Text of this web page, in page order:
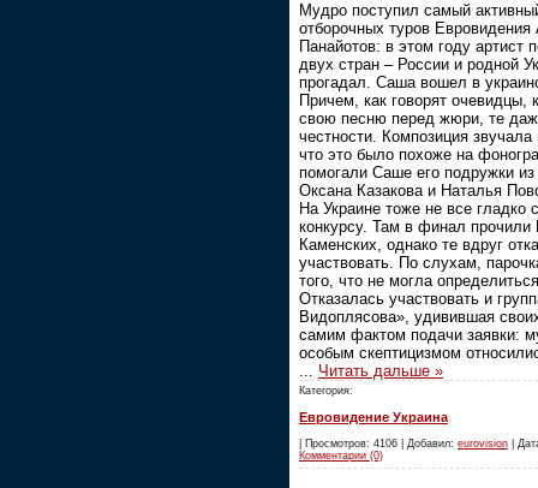
Мудро поступил самый
отборочных туров Евровидения
Панайотов: в этом году артист
двух стран – России и родной
прогадал. Саша вошел в
Причем, как говорят очевидцы,
свою песню перед жюри, те
честности. Композиция звучала
что это было похоже на
помогали Саше его подружки
Оксана Казакова и Наталья
На Украине тоже не все гладко
конкурсу. Там в финал
Каменских, однако те вдруг
участвовать. По слухам,
того, что не могла
Отказалась участвовать и
Видоплясова», удивившая
самим фактом подачи заявки:
особым скептицизмом
... Читать дальше »
Категория:
Евровидение Украина
| Просмотров: 4106 | Добавил: eurovision |
Комментарии (0)